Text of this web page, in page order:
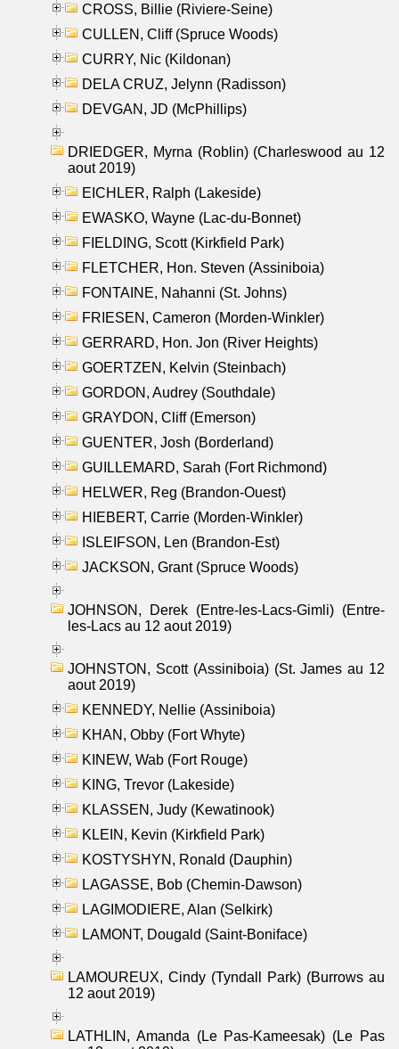
CROSS, Billie (Riviere-Seine)
CULLEN, Cliff (Spruce Woods)
CURRY, Nic (Kildonan)
DELA CRUZ, Jelynn (Radisson)
DEVGAN, JD (McPhillips)
DRIEDGER, Myrna (Roblin) (Charleswood au 12
aout 2019)
EICHLER, Ralph (Lakeside)
EWASKO, Wayne (Lac-du-Bonnet)
FIELDING, Scott (Kirkfield Park)
FLETCHER, Hon. Steven (Assiniboia)
FONTAINE, Nahanni (St. Johns)
FRIESEN, Cameron (Morden-Winkler)
GERRARD, Hon. Jon (River Heights)
GOERTZEN, Kelvin (Steinbach)
GORDON, Audrey (Southdale)
GRAYDON, Cliff (Emerson)
GUENTER, Josh (Borderland)
GUILLEMARD, Sarah (Fort Richmond)
HELWER, Reg (Brandon-Ouest)
HIEBERT, Carrie (Morden-Winkler)
ISLEIFSON, Len (Brandon-Est)
JACKSON, Grant (Spruce Woods)
JOHNSON, Derek (Entre-les-Lacs-Gimli) (Entre-
les-Lacs au 12 aout 2019)
JOHNSTON, Scott (Assiniboia) (St. James au 12
aout 2019)
KENNEDY, Nellie (Assiniboia)
KHAN, Obby (Fort Whyte)
KINEW, Wab (Fort Rouge)
KING, Trevor (Lakeside)
KLASSEN, Judy (Kewatinook)
KLEIN, Kevin (Kirkfield Park)
KOSTYSHYN, Ronald (Dauphin)
LAGASSE, Bob (Chemin-Dawson)
LAGIMODIERE, Alan (Selkirk)
LAMONT, Dougald (Saint-Boniface)
LAMOUREUX, Cindy (Tyndall Park) (Burrows au
12 aout 2019)
LATHLIN, Amanda (Le Pas-Kameesak) (Le Pas